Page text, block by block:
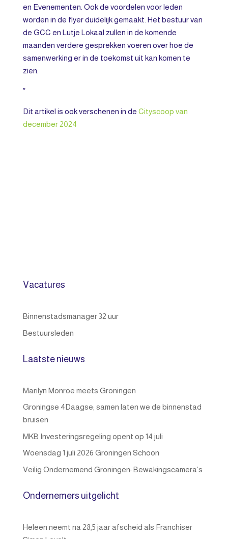
en Evenementen. Ook de voordelen voor leden
worden in de flyer duidelijk gemaakt. Het bestuur van
de GCC en Lutje Lokaal zullen in de komende
maanden verdere gesprekken voeren over hoe de
samenwerking er in de toekomst uit kan komen te
zien.
”
Dit artikel is ook verschenen in de Cityscoop van
december 2024
Vacatures
Binnenstadsmanager 32 uur
Bestuursleden
Laatste nieuws
Marilyn Monroe meets Groningen
Groningse 4Daagse; samen laten we de binnenstad
bruisen
MKB Investeringsregeling opent op 14 juli
Woensdag 1 juli 2026 Groningen Schoon
Veilig Ondernemend Groningen: Bewakingscamera’s
Ondernemers uitgelicht
Heleen neemt na 28,5 jaar afscheid als Franchiser